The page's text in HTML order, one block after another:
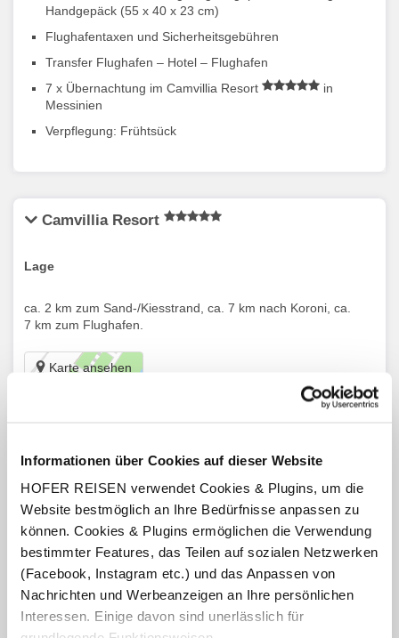
Informationen über Cookies auf dieser Website
HOFER REISEN verwendet Cookies & Plugins, um die
Website bestmöglich an Ihre Bedürfnisse anpassen zu
können. Cookies & Plugins ermöglichen die Verwendung
bestimmter Features, das Teilen auf sozialen Netzwerken
(Facebook, Instagram etc.) und das Anpassen von
Nachrichten und Werbeanzeigen an Ihre persönlichen
Interessen. Einige davon sind unerlässlich für
Handgepäck (55 x 40 x 23 cm)
Flughafentaxen und Sicherheitsgebühren
Transfer Flughafen – Hotel – Flughafen
7 x Übernachtung im Camvillia Resort
in
Messinien
Verpflegung: Frühtsück
Camvillia Resort
Lage
ca. 2 km zum Sand-/Kiesstrand, ca. 7 km nach Koroni, ca.
7 km zum Flughafen.
Karte ansehen
Restaurant, Frühstücksraum, Bar, Swimmingpool
Gegen Gebühr: Liegen und Sonnenschirme am Pool.
Zimmer
Doppelzimmer (DZ) „Meerblick“: ca. 30 - 35 m², mit
Bad/Dusche und WC, Föhn, Telefon, TV, W-Lan, Minibar,
Klimaanlage, Safe, Terrasse, Meerblick.